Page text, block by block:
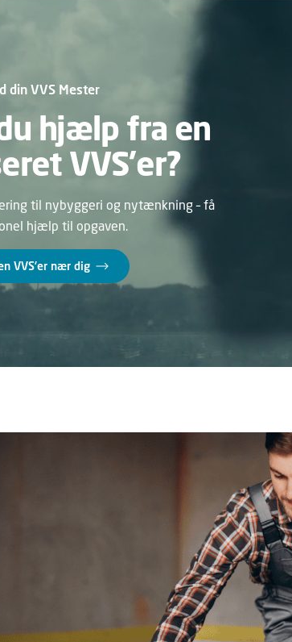
din VVS Mester
hjælp fra en
VVS’er?
til nybyggeri og nytænkning – få
hjælp til opgaven.
VVS’er nær dig